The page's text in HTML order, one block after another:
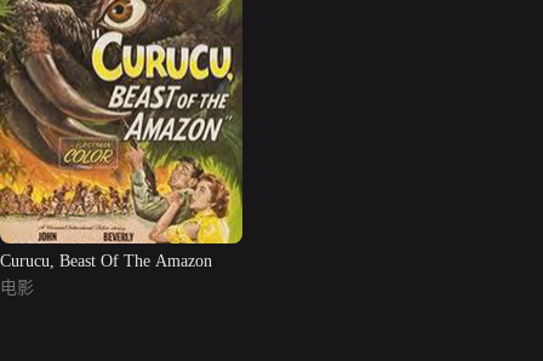
Curucu, Beast Of The Amazon
电影